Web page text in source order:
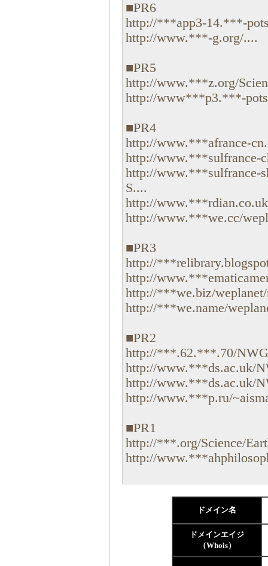
■PR6
http://***app3-14.***-
http://www.***-g.org/....
■PR5
http://www.***z.org/
http://www***p3.***-
■PR4
http://www.***afrance-
http://www.***sulfrance-
http://www.***sulfrance-
S....
http://
http://www.***we.cc/
■PR3
http://
http://
http://***we.biz/
http://***we.name/
■PR2
http://***.62.***.70/
http://www.***ds.ac.uk/
http://www.***ds.ac.uk/
http://www.***p.ru/
■PR1
http://***.org/Science/
http://
ドメイン名
ドメインエイジ
（Whois）